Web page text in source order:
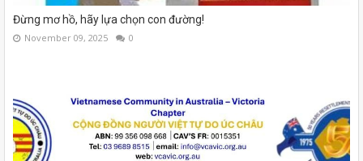
Đừng mơ hồ, hãy lựa chọn con đường!
November 09, 2025 0